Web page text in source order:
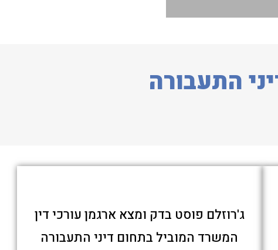
התעבורה
ג'רוזלם פוסט בדק ומצא ארגמן עורכי דין
המשרד המוביל בתחום דיני התעבורה